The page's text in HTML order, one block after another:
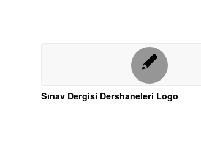
Sınav Dergisi Dershaneleri Logo